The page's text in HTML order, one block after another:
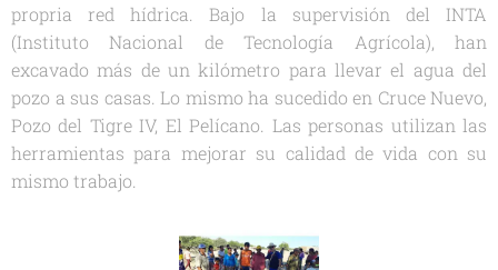
propria red hídrica. Bajo la supervisión del INTA
(Instituto Nacional de Tecnología Agrícola), han
excavado más de un kilómetro para llevar el agua del
pozo a sus casas. Lo mismo ha sucedido en Cruce Nuevo,
Pozo del Tigre IV, El Pelícano. Las personas utilizan las
herramientas para mejorar su calidad de vida con su
mismo trabajo.